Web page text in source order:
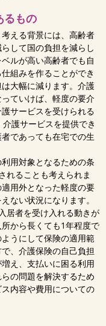
るもの
える背景には、高齢者
して国の負担を減らし
ルが高い高齢者でも自
組みを作ることができ
大幅に減ります。介護
ていけば、軽度の要介
サービスを受けられる
護サービスを提供でき
であっても在宅での生
用対象となるための条
れることも考えられま
用外となった軽度の要
ない状況になります。
居者を受け入れる動きが
から長くても1年程度で
うにして保険の適用範
、介護保険の自己負担
え、支払いに困る利用
の問題を解決するため
内容や費用についての